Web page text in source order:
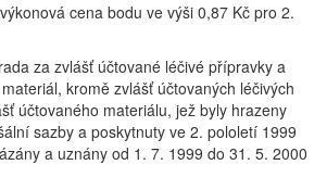
cena bodu ve výši 0,87 Kč pro 2.
za zvlášť účtované léčivé přípravky a
kromě zvlášť účtovaných léčivých
účtovaného materiálu, jež byly hrazeny
sazby a poskytnuty ve 2. pololetí 1999
a uznány od 1. 7. 1999 do 31. 5. 2000